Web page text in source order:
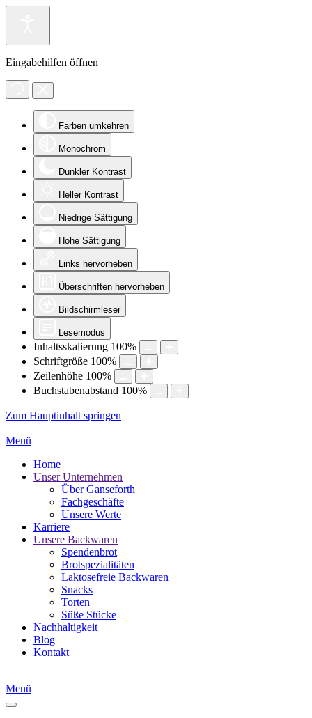
Eingabehilfen öffnen
Farben umkehren
Monochrom
Dunkler Kontrast
Heller Kontrast
Niedrige Sättigung
Hohe Sättigung
Links hervorheben
Überschriften hervorheben
Bildschirmleser
Lesemodus
Inhaltsskalierung 100%
Schriftgröße 100%
Zeilenhöhe 100%
Buchstabenabstand 100%
Zum Hauptinhalt springen
Menü
Home
Unser Unternehmen
Über Ganseforth
Fachgeschäfte
Unsere Werte
Karriere
Unsere Backwaren
Spendenbrot
Brotspezialitäten
Laktosefreie Backwaren
Snacks
Torten
Süße Stücke
Nachhaltigkeit
Blog
Kontakt
Menü